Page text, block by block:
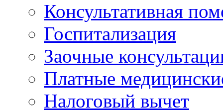
Консультативная
Госпитализация
Заочные
Платные
Налоговый вычет